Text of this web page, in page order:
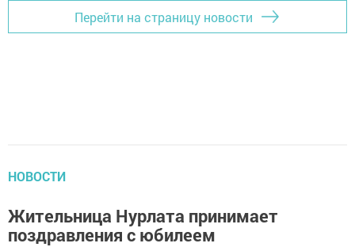
Перейти на страницу новости
НОВОСТИ
Жительница Нурлата принимает
поздравления с юбилеем